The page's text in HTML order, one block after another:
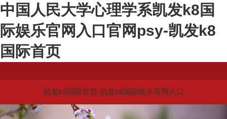
中国人民大学心理学系凯发k8国
际娱乐官网入口官网psy-凯发k8
国际首页
凯发k8国际首页-凯发k8国际娱乐官网入口